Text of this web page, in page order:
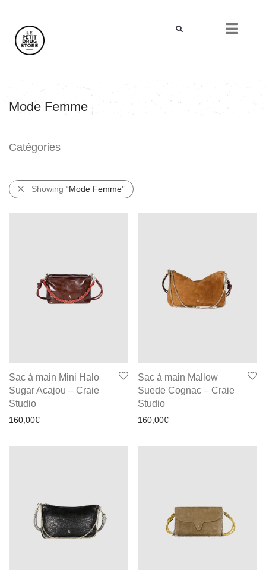
Mode Femme
Catégories
Showing “Mode Femme”
Sac à main Mini Halo
Sugar Acajou – Craie
Studio
160,00€
Sac à main Mallow
Suede Cognac – Craie
Studio
160,00€